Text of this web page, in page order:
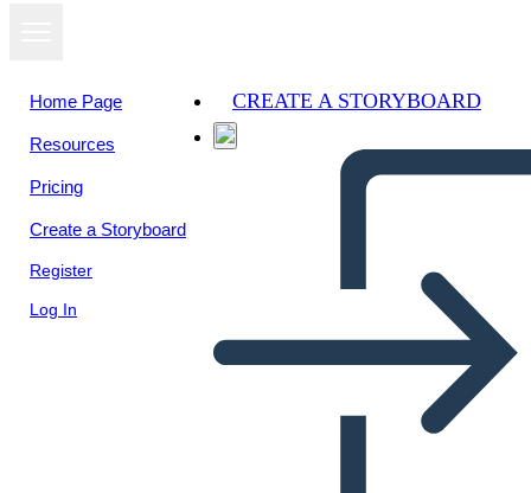
Home Page
Resources
Pricing
Create a Storyboard
Register
Log In
CREATE A STORYBOARD
View as
slideshow